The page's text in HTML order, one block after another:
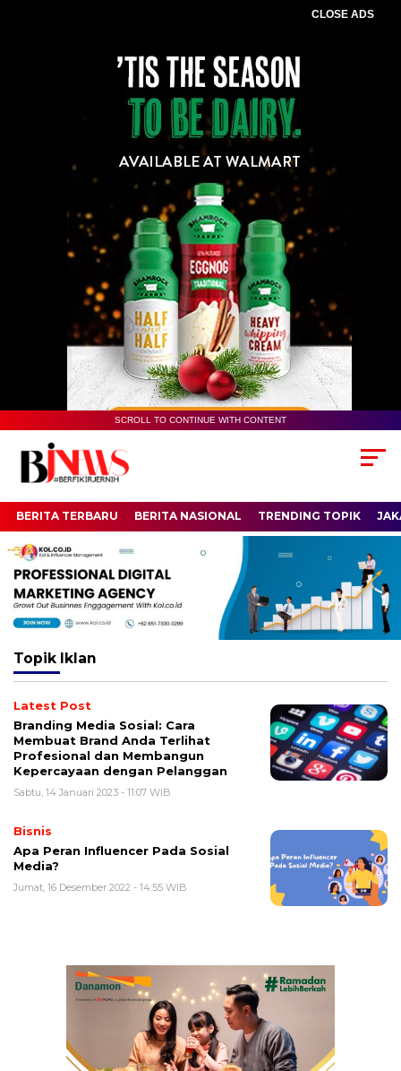
CLOSE ADS
SCROLL TO CONTINUE WITH CONTENT
BERITA TERBARU BERITA NASIONAL TRENDING TOPIK
Topik Iklan
Latest Post
Branding Media Sosial: Cara
Membuat Brand Anda Terlihat
Profesional dan Membangun
Kepercayaan dengan Pelanggan
Sabtu, 14 Januari 2023 - 11:07 WIB
Bisnis
Apa Peran Influencer Pada Sosial
Media?
Jumat, 16 Desember 2022 - 14:55 WIB